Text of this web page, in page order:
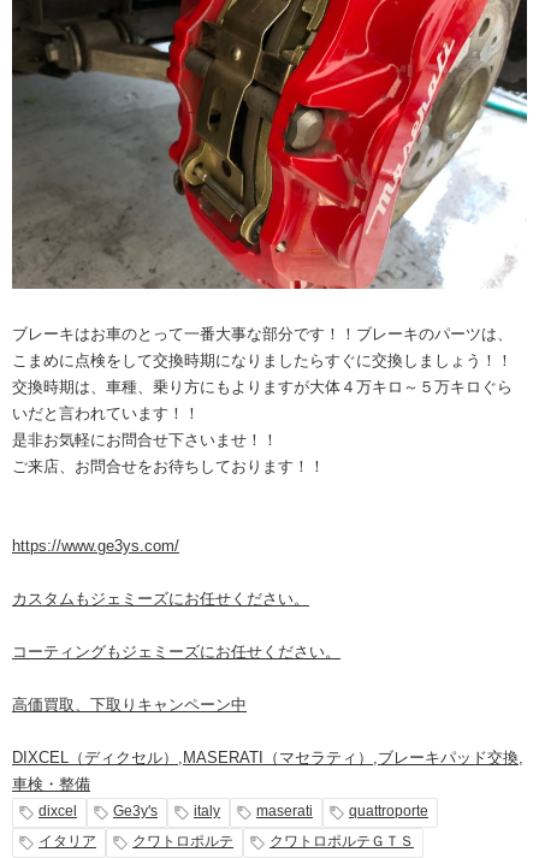
ブレーキはお車のとって一番大事な部分です！！ブレーキのパーツは、
こまめに点検をして交換時期になりましたらすぐに交換しましょう！！
交換時期は、車種、乗り方にもよりますが大体４万キロ～５万キロぐら
いだと言われています！！
是非お気軽にお問合せ下さいませ！！
ご来店、お問合せをお待ちしております！！
https://www.ge3ys.com/
カスタムもジェミーズにお任せください。
コーティングもジェミーズにお任せください。
高価買取、下取りキャンペーン中
DIXCEL（ディクセル） , MASERATI（マセラティ） ,ブレーキパッド交換,
車検・整備
dixcel Ge3y's italy maserati
quattroporte
イタリア
クワトロポルテ
クワトロポルテＧＴＳ